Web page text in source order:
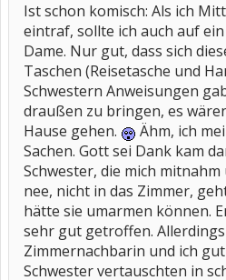
Ist schon komisch: Als ich
eintraf, sollte ich auch auf
Dame. Nur gut, dass sich
Taschen (Reisetasche und
Schwestern Anweisungen
draußen zu bringen, es
Hause gehen.
Ähm, ich
Sachen. Gott sei Dank kam
Schwester, die mich
nee, nicht in das Zimmer,
hätte sie umarmen können.
sehr gut getroffen.
Zimmernachbarin und ich
Schwester vertauschten in